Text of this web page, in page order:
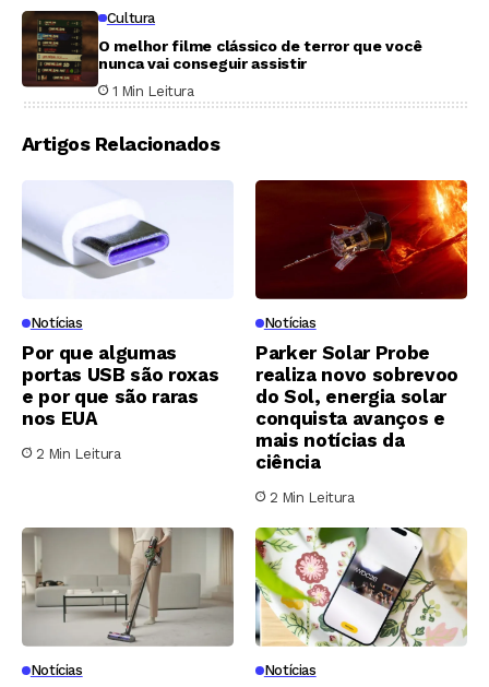
Cultura
O melhor filme clássico de terror que você
nunca vai conseguir assistir
1 Min Leitura
Artigos Relacionados
Notícias
Por que algumas
portas USB são roxas
e por que são raras
nos EUA
2 Min Leitura
Notícias
Parker Solar Probe
realiza novo sobrevoo
do Sol, energia solar
conquista avanços e
mais notícias da
ciência
2 Min Leitura
Notícias Notícias